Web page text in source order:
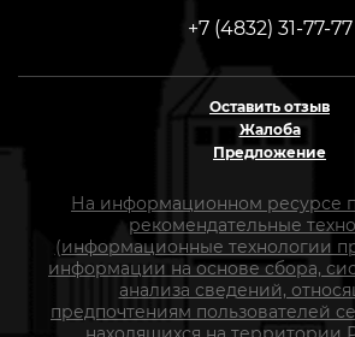
+7 (4832) 31-77-77
Оставить отзыв
Жалоба
Предложение
На информационном ресурсе
рекомендательные
(информационные технологии
информации на основе сбора,
анализа сведений,
предпочтениям пользователей